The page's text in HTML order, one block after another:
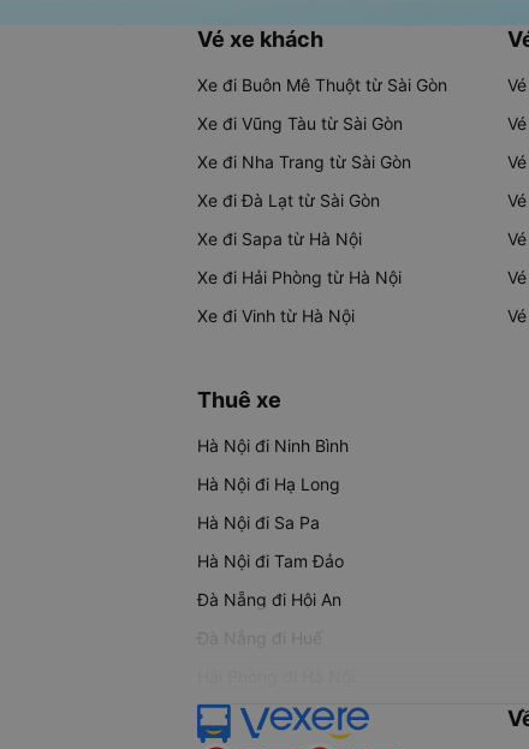
Vé xe khách
Xe đi Buôn Mê Thuột từ Sài Gòn
Xe đi Vũng Tàu từ Sài Gòn
Xe đi Nha Trang từ Sài Gòn
Xe đi Đà Lạt từ Sài Gòn
Xe đi Sapa từ Hà Nội
Xe đi Hải Phòng từ Hà Nội
Xe đi Vinh từ Hà Nội
Thuê xe
Hà Nội đi Ninh Bình
Hà Nội đi Hạ Long
Hà Nội đi Sa Pa
Hà Nội đi Tam Đảo
Đà Nẵng đi Hội An
Đà Nẵng đi Huế